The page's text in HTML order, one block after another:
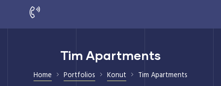
Tim Apartments
Home Portfolios Konut Tim Apartments